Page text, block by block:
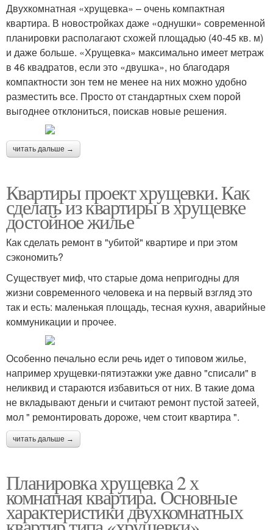
Двухкомнатная «хрущевка» – очень компактная
квартира. В новостройках даже «однушки» современной
планировки располагают схожей площадью (40-45 кв. м)
и даже больше. «Хрущевка» максимально имеет метраж
в 46 квадратов, если это «двушка», но благодаря
компактности зон тем не менее на них можно удобно
разместить все. Просто от стандартных схем порой
выгоднее отклониться, поискав новые решения.
читать дальше →
Квартиры проект хрущевки. Как
сделать из квартиры в хрущевке
достойное жилье
Как сделать ремонт в "убитой" квартире и при этом
сэкономить?
Существует миф, что старые дома непригодны для
жизни современного человека и на первый взгляд это
так и есть: маленькая площадь, тесная кухня, аварийные
коммуникации и прочее.
Особенно печально если речь идет о типовом жилье,
например хрущевки-пятиэтажки уже давно "списали" в
неликвид и стараются избавиться от них. В такие дома
не вкладывают деньги и считают ремонт пустой затеей,
мол " ремонтировать дороже, чем стоит квартира ".
читать дальше →
Планировка хрущевка 2 х
комнатная квартира. Основные
характеристики двухкомнатных